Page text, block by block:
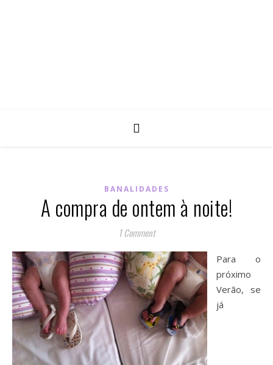
BANALIDADES
A compra de ontem à noite!
1 Comment
Para o
próximo
Verão, se
já